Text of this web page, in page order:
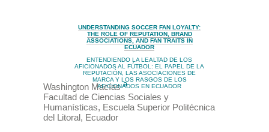
UNDERSTANDING SOCCER FAN LOYALTY:
THE ROLE OF REPUTATION, BRAND
ASSOCIATIONS, AND FAN TRAITS IN
ECUADOR
ENTENDIENDO LA LEALTAD DE LOS
AFICIONADOS AL FÚTBOL: EL PAPEL DE LA
REPUTACIÓN, LAS ASOCIACIONES DE
MARCA Y LOS RASGOS DE LOS
AFICIONADOS EN ECUADOR
Washington Macías a
Facultad de Ciencias Sociales y
Humanísticas, Escuela Superior Politécnica
del Litoral, Ecuador